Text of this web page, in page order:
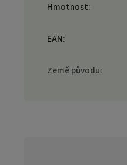
Hmotnost:
EAN:
Země původu: